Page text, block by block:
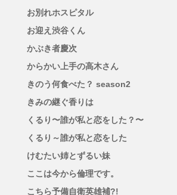
お別れホスピタル
お迎え渋谷くん
かぶき者慶次
からかい上手の高木さん
きのう何食べた？ season2
きみの継ぐ香りは
くるり〜誰が私と恋をした？〜
くるり～誰が私と恋をした
けむたい姉とずるい妹
ここは今から倫理です。
こちら予備自衛英雄補?!